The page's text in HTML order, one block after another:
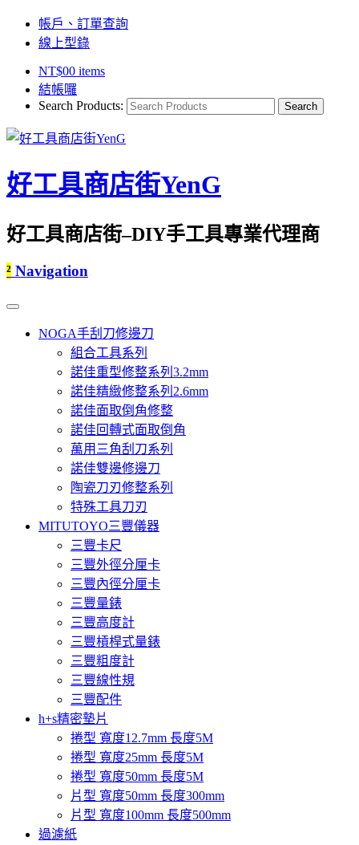
帳戶、訂單查詢
線上型錄
NT$00 items
結帳囉
Search Products:
好工具商店街YenG
好工具商店街–DIY手工具專業代理商
² Navigation
NOGA手刮刀修邊刀
組合工具系列
諾佳重型修整系列3.2mm
諾佳精緻修整系列2.6mm
諾佳面取倒角修整
諾佳回轉式面取倒角
萬用三角刮刀系列
諾佳雙邊修邊刀
陶瓷刀刃修整系列
特殊工具刀刃
MITUTOYO三豐儀器
三豐卡尺
三豐外徑分厘卡
三豐內徑分厘卡
三豐量錶
三豐高度計
三豐槓桿式量錶
三豐粗度計
三豐線性規
三豐配件
h+s精密墊片
捲型 寬度12.7mm 長度5M
捲型 寬度25mm 長度5M
捲型 寬度50mm 長度5M
片型 寬度50mm 長度300mm
片型 寬度100mm 長度500mm
過濾紙